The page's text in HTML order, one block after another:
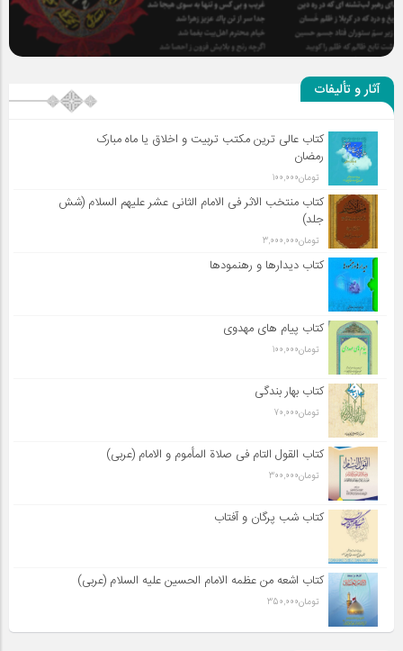
سلطان عشق
آثار و تألیفات
کتاب عالی ترین مکتب تربیت و اخلاق یا ماه مبارک
رمضان
تومان100,000
کتاب منتخب الاثر فی الامام الثانی عشر علیهم السلام (شش
جلد)
تومان3,000,000
کتاب دیدارها و رهنمودها
کتاب پیام های مهدوی
تومان100,000
کتاب بهار بندگی
تومان70,000
کتاب القول التام فی صلاة المأموم و الامام (عربی)
تومان300,000
کتاب شب پرگان و آفتاب
کتاب اشعه من عظمه الامام الحسین علیه السلام (عربی)
تومان350,000